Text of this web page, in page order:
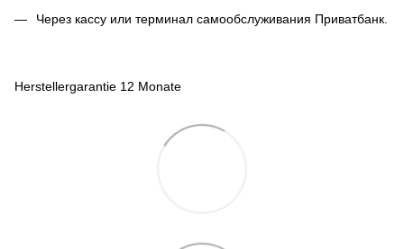
Через кассу или терминал самообслуживания Приватбанк.
Herstellergarantie 12 Monate